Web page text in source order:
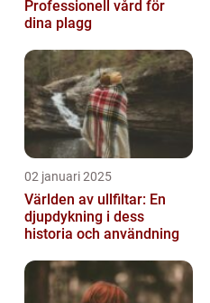
Professionell vård för
dina plagg
02 januari 2025
Världen av ullfiltar: En
djupdykning i dess
historia och användning